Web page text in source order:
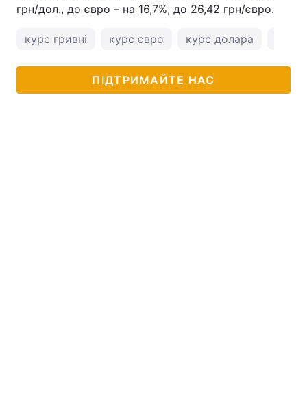
грн/дол., до євро – на 16,7%, до 26,42 грн/євро.
курс гривні курс євро курс долара
ПІДТРИМАЙТЕ НАС